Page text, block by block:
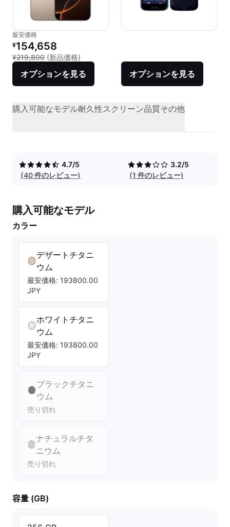
最安価格
リファービッシュ品の価格：
¥154,658
¥219,800 (新品価格)
オプションを見る オプションを見る
購入可能なモデル耐久性スクリーン品質その他
4.7/5
(40 件のレビュー)
3.2/5
(1 件のレビュー)
購入可能なモデル
カラー
デザートチタニ
ウム
最安価格: 193800.00
JPY
ホワイトチタニ
ウム
最安価格: 193800.00
JPY
ブラックチタニ
ウム
売り切れ
ナチュラルチタ
ニウム
売り切れ
容量 (GB)